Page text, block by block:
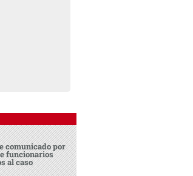
comunicado por
funcionarios
al caso